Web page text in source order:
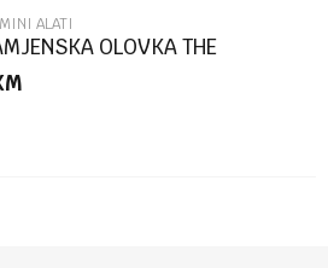
ALATI
OLOVKA THE
MULTICOLOR